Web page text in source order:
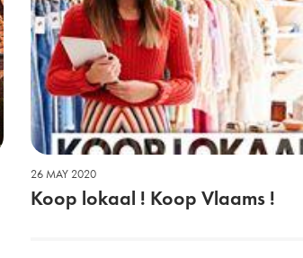
26 MAY 2020
Koop lokaal ! Koop Vlaams !